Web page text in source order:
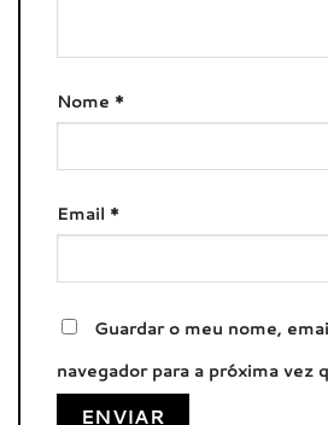
Nome *
Email *
Guardar o meu nome,
navegador para a próxima vez